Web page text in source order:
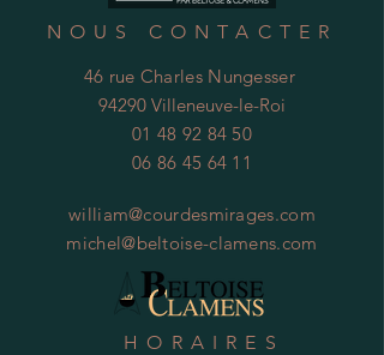
NOUS CONTACTER
46 rue Charles Nungesser
94290 Villeneuve-le-Roi
01 48 92 84 50
06 86 45 64 11
william@courdesmirages.com
michel@beltoise-clamens.com
HORAIRES